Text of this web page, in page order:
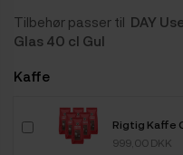
Tilbehør passer til DAY
Glas 40 cl Gul
Kaffe
Rigtig Kaffe
999,00 DKK